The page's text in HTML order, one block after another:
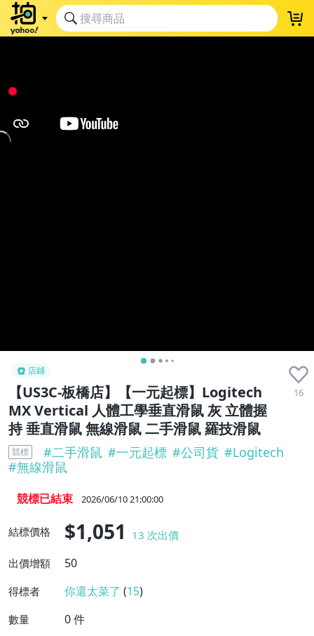
店鋪
【US3C-板橋店】【一元起標】Logitech
MX Vertical 人體工學垂直滑鼠 灰 立體握
持 垂直滑鼠 無線滑鼠 二手滑鼠 羅技滑鼠
16
競標 #二手滑鼠 #一元起標 #公司貨 #Logitech
#無線滑鼠
競標已結束 2026/06/10 21:00:00
結標價格 $1,051 13 次出價
出價增額
50
得標者 你還太菜了 (15)
數量 0件